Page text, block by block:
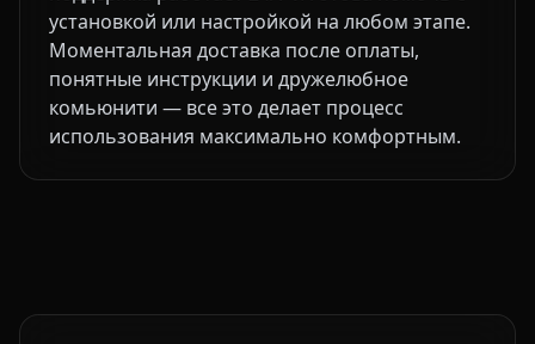
установкой или настройкой на любом этапе.
Моментальная доставка после оплаты,
понятные инструкции и дружелюбное
комьюнити — все это делает процесс
использования максимально комфортным.